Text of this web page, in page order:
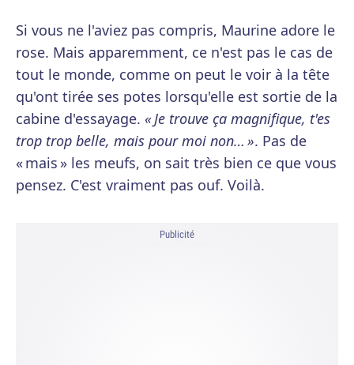
Si vous ne l'aviez pas compris, Maurine adore le
rose. Mais apparemment, ce n'est pas le cas de
tout le monde, comme on peut le voir à la tête
qu'ont tirée ses potes lorsqu'elle est sortie de la
cabine d'essayage. « Je trouve ça magnifique, t'es
trop trop belle, mais pour moi non… ». Pas de
« mais » les meufs, on sait très bien ce que vous
pensez. C'est vraiment pas ouf. Voilà.
Publicité